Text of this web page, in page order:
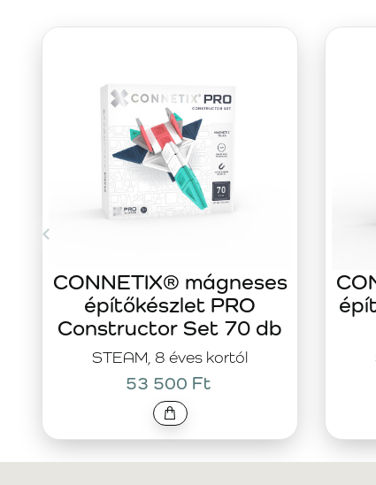
STEAM, 8 éves kortól
CONNETIX® mágneses
építőkészlet PRO
Constructor Set 70 db
53 500 Ft